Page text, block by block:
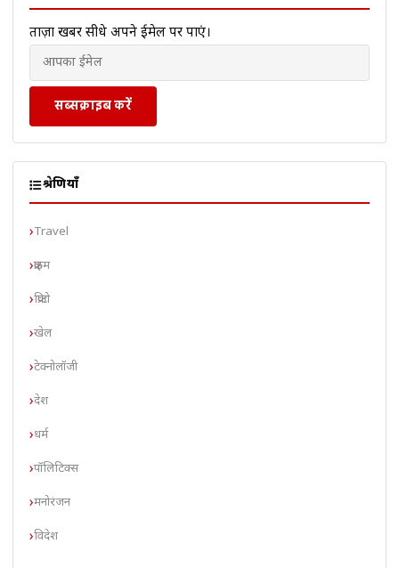
ताज़ा खबरें सीधे अपने ईमेल पर पाएं।
सब्सक्राइब करें
श्रेणियाँ
Travel
क्राइम
क्रिप्टो
खेल
टेक्नोलॉजी
देश
धर्म
पॉलिटिक्स
मनोरंजन
विदेश